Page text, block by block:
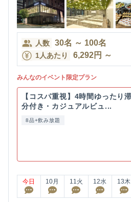
人数 30名 ～ 100名
1人あたり 6,292円 ～
みんなのイベント限定プラン
【コスパ重視】4時間ゆったり
分付き・カジュアルビュ...
8品+飲み放題
今日 10月 11火 12水 13木